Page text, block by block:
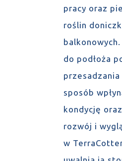
pracy oraz
roślin
do podłoża
sposób
kondycję
rozwój i
w